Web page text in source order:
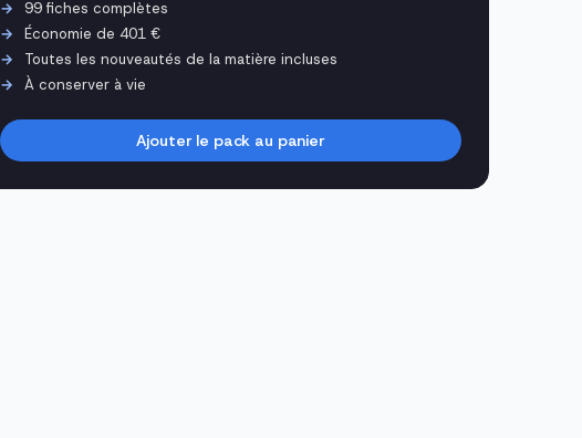
99 fiches complètes
Économie de 401 €
Toutes les nouveautés de la matière incluses
À conserver à vie
Ajouter le pack au panier